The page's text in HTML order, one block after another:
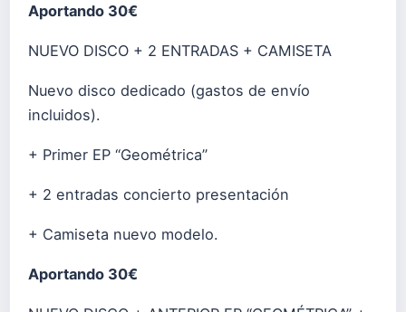
Aportando 30€
NUEVO DISCO + 2 ENTRADAS + CAMISETA
Nuevo disco dedicado (gastos de envío
incluidos).
+ Primer EP “Geométrica”
+ 2 entradas concierto presentación
+ Camiseta nuevo modelo.
Aportando 30€